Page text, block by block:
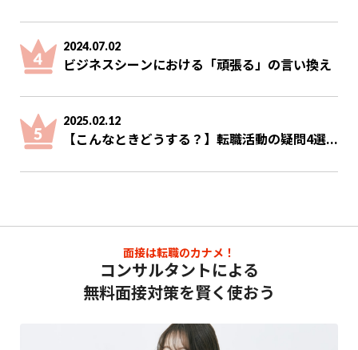
2024.07.02
ビジネスシーンにおける「頑張る」の言い換え
2025.02.12
【こんなときどうする？】転職活動の疑問4選...
面接は転職のカナメ！
コンサルタントによる
無料面接対策を賢く使おう